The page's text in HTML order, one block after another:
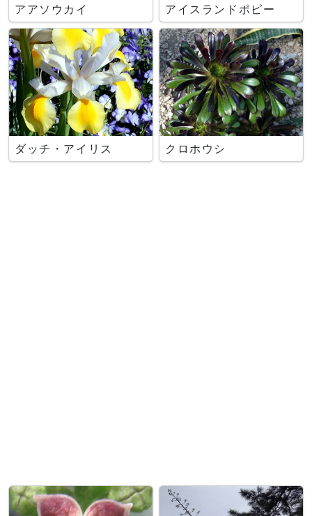
アアソウカイ アイスランドポピー
ダッチ・アイリス クロホウシ